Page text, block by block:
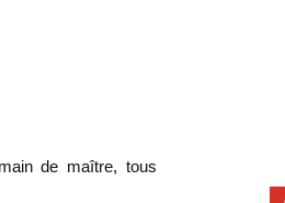
de maître, tous